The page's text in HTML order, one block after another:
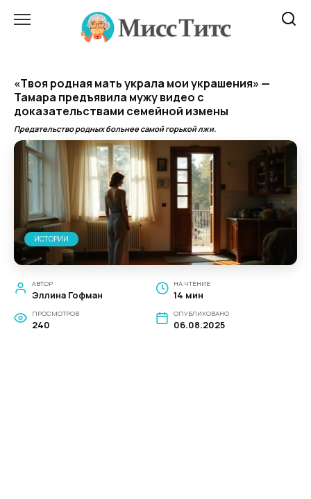
«Твоя родная мать украла мои украшения» —
Тамара предъявила мужу видео с
доказательствами семейной измены
Предательство родных больнее самой горькой лжи.
ИСТОРИИ
АВТОР
Эллина Гофман
НА ЧТЕНИЕ
14 мин
ПРОСМОТРОВ
240
ОПУБЛИКОВАНО
06.08.2025